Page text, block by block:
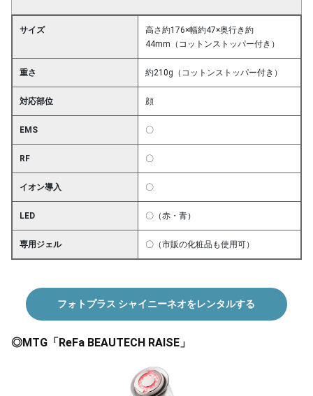
サイズ
高さ約176×幅約47×奥行き約
44mm（コットンストッパー付き）
重さ 約210g（コットンストッパー付き）
対応部位 顔
EMS 〇
RF 〇
イオン導入 〇
LED 〇（赤・青）
専用ジェル 〇（市販の化粧品も使用可）
フォトプラス シャイニーネオをレンタルする
◎MTG「ReFa BEAUTECH RAISE」